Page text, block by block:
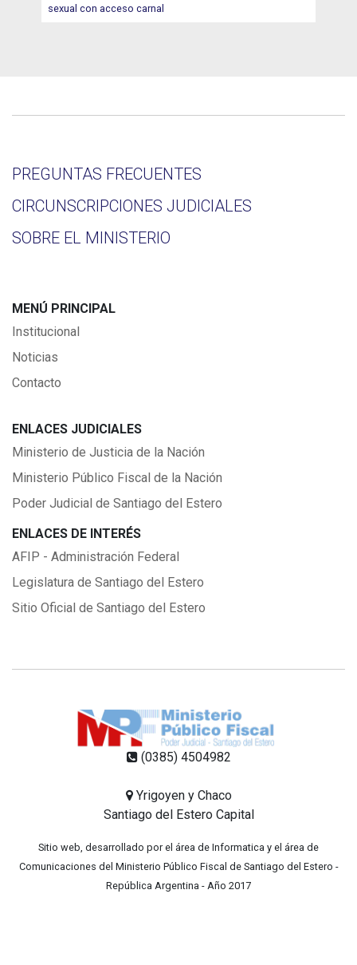
sexual con acceso carnal
PREGUNTAS FRECUENTES
CIRCUNSCRIPCIONES JUDICIALES
SOBRE EL MINISTERIO
MENÚ PRINCIPAL
Institucional
Noticias
Contacto
ENLACES JUDICIALES
Ministerio de Justicia de la Nación
Ministerio Público Fiscal de la Nación
Poder Judicial de Santiago del Estero
ENLACES DE INTERÉS
AFIP - Administración Federal
Legislatura de Santiago del Estero
Sitio Oficial de Santiago del Estero
(0385) 4504982
Yrigoyen y Chaco
Santiago del Estero Capital
Sitio web, desarrollado por el área de Informatica y el área de
Comunicaciones del Ministerio Público Fiscal de Santiago del Estero -
República Argentina - Año 2017